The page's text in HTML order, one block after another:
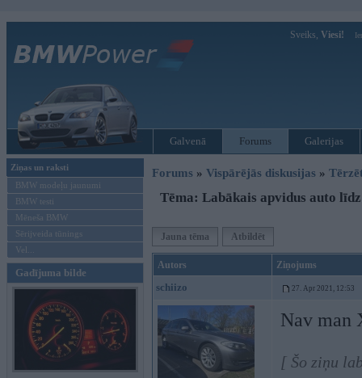
Sveiks, Viesi!
Galvenā Forums Galerijas
Ziņas un raksti
BMW modeļu jaunumi
BMW testi
Mēneša BMW
Sērijveida tūnings
Vel...
Gadījuma bilde
Forums » Vispārējās diskusijas »
Tēma: Labākais apvidus auto
Jauna tēma Atbildēt
Autors Ziņojums
schiizo 27. Apr 2021, 12:53
Nav man
[ Šo ziņu